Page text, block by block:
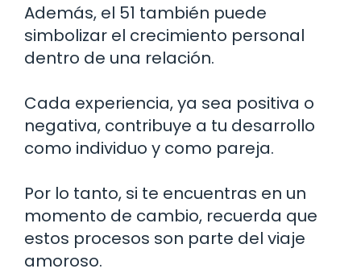
Además, el 51 también puede
simbolizar el crecimiento personal
dentro de una relación.
Cada experiencia, ya sea positiva o
negativa, contribuye a tu desarrollo
como individuo y como pareja.
Por lo tanto, si te encuentras en un
momento de cambio, recuerda que
estos procesos son parte del viaje
amoroso.